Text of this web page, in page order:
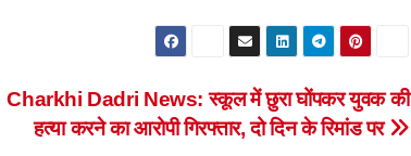
Charkhi Dadri News: स्कूल में छुरा घोंपकर युवक की
हत्या करने का आरोपी गिरफ्तार, दो दिन के रिमांड पर